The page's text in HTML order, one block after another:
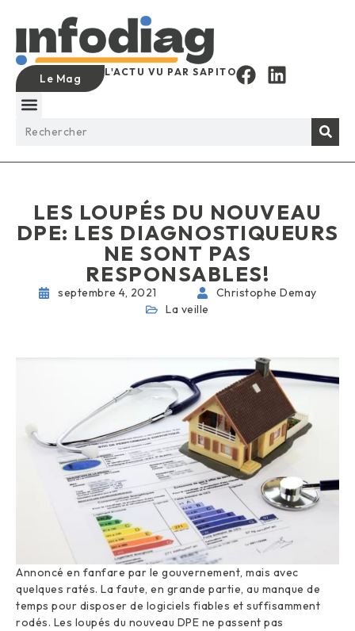
Le Mag L'ACTU VU PAR SAPITO
LES LOUPÉS DU NOUVEAU
DPE: LES DIAGNOSTIQUEURS
NE SONT PAS
RESPONSABLES!
septembre 4, 2021
Christophe Demay
La veille
Annoncé en fanfare par le gouvernement, mais avec
quelques ratés. La faute, en grande partie, au manque de
temps pour disposer de logiciels fiables et suffisamment
rodés. Les loupés du nouveau DPE ne passent pas